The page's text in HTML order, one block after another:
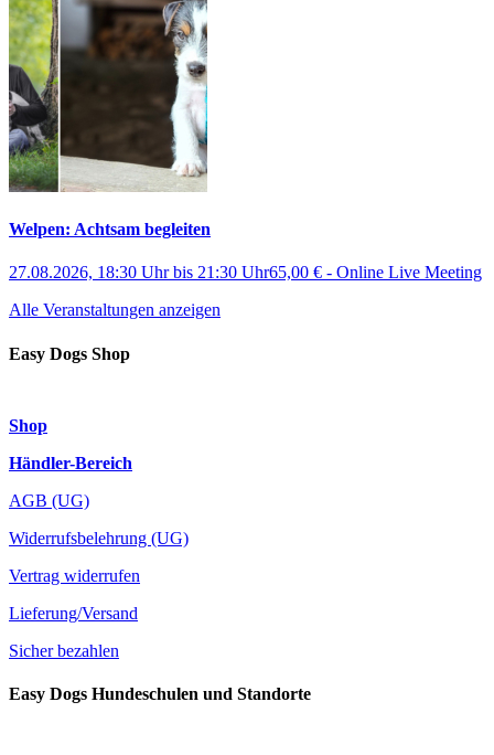
Welpen: Achtsam begleiten
27.08.2026, 18:30 Uhrbis 21:30 Uhr65,00 € - Online Live Meeting
Alle Veranstaltungen anzeigen
Easy Dogs Shop
Shop
Händler-Bereich
AGB (UG)
Widerrufsbelehrung (UG)
Vertrag widerrufen
Lieferung/Versand
Sicher bezahlen
Easy Dogs Hundeschulen und Standorte